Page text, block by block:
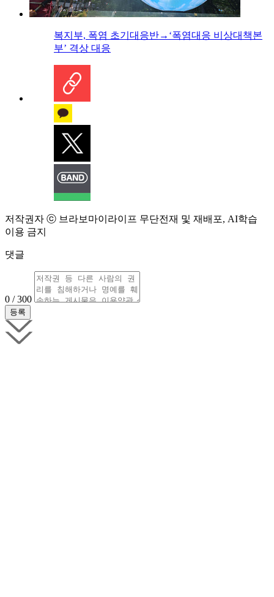
복지부, 폭염 초기대응반→‘폭염대응 비상대책본
부’ 격상 대응
저작권자 ⓒ 브라보마이라이프 무단전재 및 재배포, AI학습
이용 금지
댓글
0 / 300